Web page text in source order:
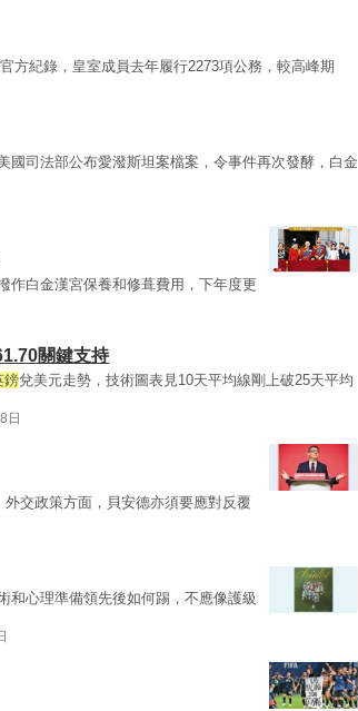
官方紀錄，皇室成員去年履行2273項公務，較高峰期
國司法部公布愛潑斯坦案檔案，令事件再次發酵，白金
作白金漢宮保養和修葺費用，下年度更
關鍵支持
鎊兌美元走勢，技術圖表見10天平均線剛上破25天平均
日
外交政策方面，貝安德亦須要應對反覆
和心理準備領先後如何踢，不應像護級